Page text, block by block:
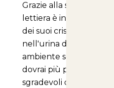
Grazie alla sua formula
lettiera è in grado di
dei suoi cristalli
nell'urina del tuo
ambiente sempre
dovrai più preoccuparti
sgradevoli che